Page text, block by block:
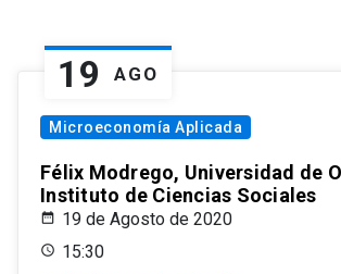
19 AGO
Microeconomía Aplicada
Félix Modrego, Universidad de
Instituto de Ciencias Sociales
19 de Agosto de 2020
15:30